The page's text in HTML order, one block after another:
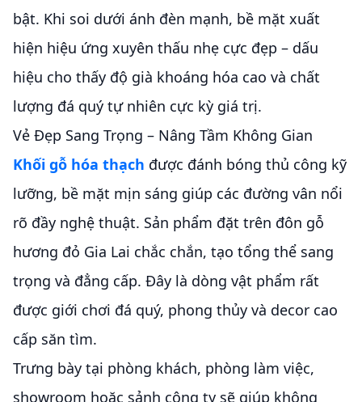
bật. Khi soi dưới ánh đèn mạnh, bề mặt xuất
hiện hiệu ứng xuyên thấu nhẹ cực đẹp – dấu
hiệu cho thấy độ già khoáng hóa cao và chất
lượng đá quý tự nhiên cực kỳ giá trị.
Vẻ Đẹp Sang Trọng – Nâng Tầm Không Gian
Khối gỗ hóa thạch được đánh bóng thủ công kỹ
lưỡng, bề mặt mịn sáng giúp các đường vân nổi
rõ đầy nghệ thuật. Sản phẩm đặt trên đôn gỗ
hương đỏ Gia Lai chắc chắn, tạo tổng thể sang
trọng và đẳng cấp. Đây là dòng vật phẩm rất
được giới chơi đá quý, phong thủy và decor cao
cấp săn tìm.
Trưng bày tại phòng khách, phòng làm việc,
showroom hoặc sảnh công ty sẽ giúp không